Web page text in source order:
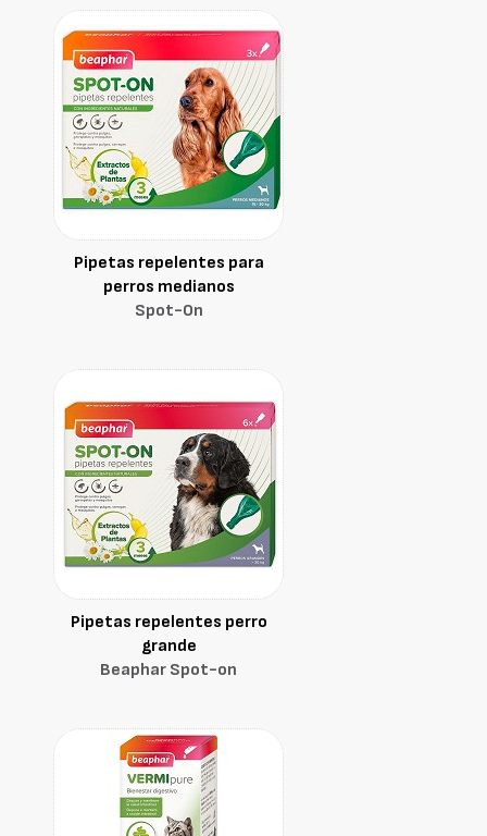
Pipetas repelentes para
perros medianos
Spot-On
Pipetas repelentes perro
grande
Beaphar Spot-on